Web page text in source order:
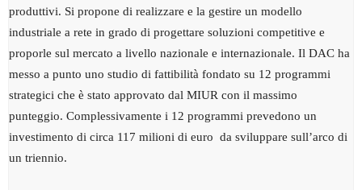
produttivi. Si propone di realizzare e la gestire un modello
industriale a rete in grado di progettare soluzioni competitive e
proporle sul mercato a livello nazionale e internazionale. Il DAC ha
messo a punto uno studio di fattibilità fondato su 12 programmi
strategici che è stato approvato dal MIUR con il massimo
punteggio. Complessivamente i 12 programmi prevedono un
investimento di circa 117 milioni di euro da sviluppare sull’arco di
un triennio.